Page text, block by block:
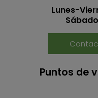
Lunes-
Puntos de